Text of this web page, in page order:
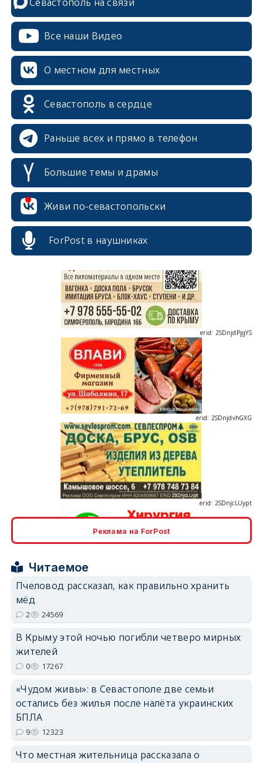
Севастополь на связи
Все наши Видео
О местном для местных
Севастополь в сердце
Раньше всех и прямо в телефон
Большие темы и драмы
Живи по-севастопольски
ForPost в наушниках
erid: 2SDnjdvhGXG
erid: 2SDnjdPjgYS
Реклама на ForPost
Читаемое
Пчеловод рассказал, как правильно хранить
мёд
2 24569
В Крыму этой ночью погибли четверо мирных
жителей
0 17267
«Чудом живы»: в Севастополе две семьи
остались без жилья после налёта украинских
БПЛА
9 12323
Что местная жительница рассказала о